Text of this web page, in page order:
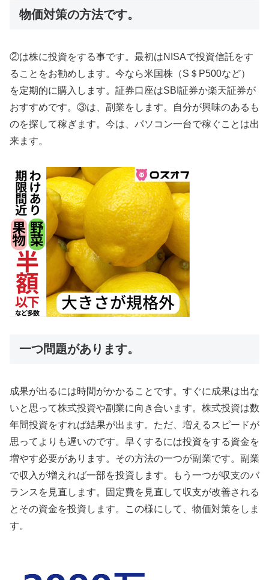
物価対策の方法です。
②は株に投資をする事です。最初はNISAで投資信託をす
ることをお勧めします。今なら米国株（S＄P500など）
を定期的に購入します。証券口座はSBI証券か楽天証券が
おすすめです。③は、副業をします。自分が興味のあるも
のを探して稼ぎます。今は、パソコン一台で稼ぐことは出
来ます。
一つ問題があります。
成果が出るには時間がかかることです。すぐに成果は出な
いと思って株式投資や副業に向き合います。株式投資は数
年間投資をすれば結果が出ます。ただ、増えるスピードが
思ってよりも遅いのです。早くするには投資をする資金を
増やす必要があります。その方法の一つが副業です。副業
で収入が増えれば一部を投資します。もう一つが収支のバ
ランスを見直します。固定費を見直して収支が改善される
とその資金を投資します。この様にして、物価対策をしま
す。